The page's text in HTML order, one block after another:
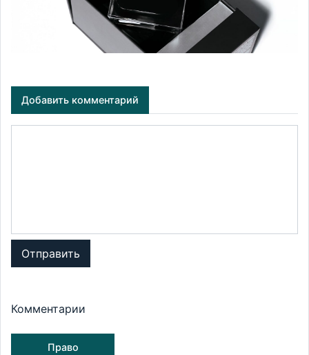
Добавить комментарий
Отправить
Комментарии
Право